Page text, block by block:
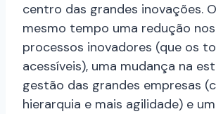
centro das grandes inovações.
mesmo tempo uma redução
processos inovadores (que os
acessíveis), uma mudança na
gestão das grandes empresas
hierarquia e mais agilidade) e